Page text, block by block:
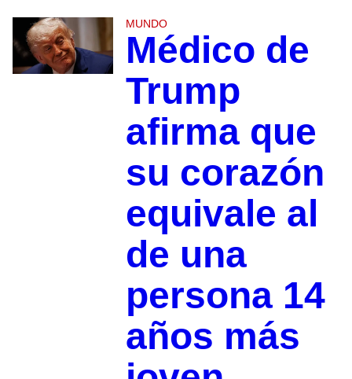
MUNDO
Médico de
Trump
afirma que
su corazón
equivale al
de una
persona 14
años más